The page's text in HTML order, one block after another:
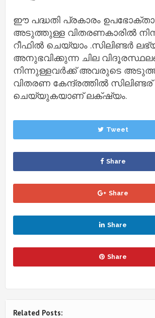
ഈ പദ്ധതി പ്രകാരം
അടുത്തുള്ള വിതരണകാരിൽ
റീഫിൽ ചെയ്യാം .സിലിണ്ടർ
അനുഭവിക്കുന്ന ചില
നിന്നുള്ളവർക്ക് അവരുടെ
വിതരണ കേന്ദ്രത്തിൽ സിലിണ്ടര്
ചെയ്യുകയാണ് ലക്‌ഷ്യം.
Tweet
Share
Share
Share
Share
Related Posts: